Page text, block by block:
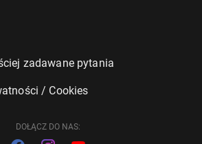
zadawane pytania
/ Cookies
DOŁĄCZ DO NAS: